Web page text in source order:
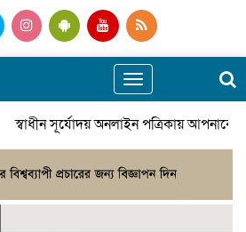
Toggle
navigation
সূর্যোদয় অনলাইন পত্রিকায় আপনাকে